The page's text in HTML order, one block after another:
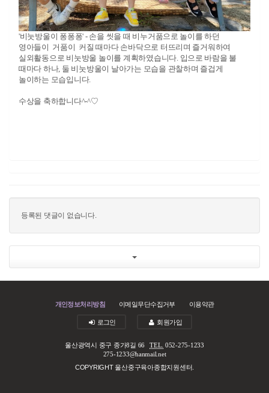
'비눗방울이 퐁퐁퐁' - 손을 씻을 때 비누거품으로 놀이를 하던
영아들이 거품이 커질 때마다 손바닥으로 터뜨리며 즐거워하여
실외활동으로 비눗방울 놀이를 계획하였습니다. 입으로 바람을 불
때마다 하나, 둘 비눗방울이 날아가는 모습을 관찰하며 즐겁게
놀이하는 모습입니다.
수상을 축하합니다^-^♡
등록된 댓글이 없습니다.
개인정보처리방침 이메일무단수집거부 이용약관
로그인 회원가입
울산광역시 중구 종가8길 66TEL. 052-275-1233
275-1233@hanmail.net
COPYRIGHT 울산중구육아종합지원센터.